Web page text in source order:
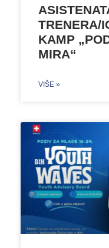
TRENERA/
KAMP
MIRA“
VIŠE »